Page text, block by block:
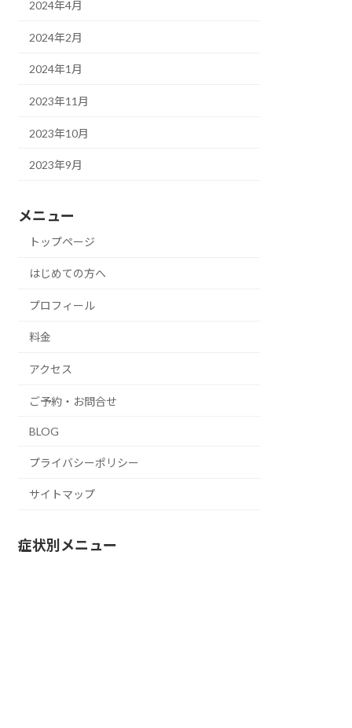
2024年4月
2024年2月
2024年1月
2023年11月
2023年10月
2023年9月
メニュー
トップページ
はじめての方へ
プロフィール
料金
アクセス
ご予約・お問合せ
BLOG
プライバシーポリシー
サイトマップ
症状別メニュー